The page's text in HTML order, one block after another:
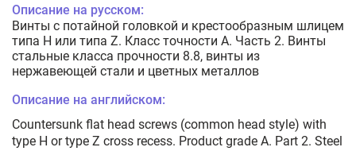
Описание на русском:
Винты с потайной головкой и крестообразным шлицем
типа Н или типа Z. Класс точности А. Часть 2. Винты
стальные класса прочности 8.8, винты из
нержавеющей стали и цветных металлов
Описание на английском:
Countersunk flat head screws (common head style) with
type H or type Z cross recess. Product grade A. Part 2. Steel